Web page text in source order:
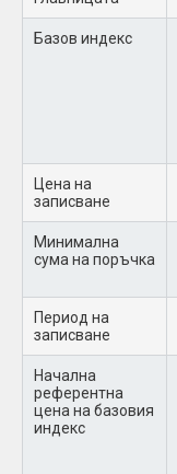
Базов индекс
Цена на
записване
Минимална
сума на поръчка
Период на
записване
Начална
референтна
цена на базовия
индекс